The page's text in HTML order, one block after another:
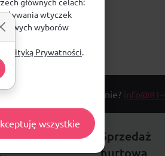
Masz pytanie?
Sprzedaż
hurtowa
używania wtyczek
wyborów
Polityką Prywatności
wszystkie